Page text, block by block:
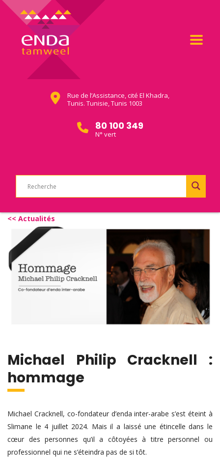
Rue de l’Assistance, cité El Khadra,
Tunis. Tunisie, Tunis 1003
80 100 349
N° vert
<< Actualités
Michael Philip Cracknell :
hommage
Michael Cracknell, co-fondateur d’enda inter-arabe s’est éteint à
Slimane le 4 juillet 2024. Mais il a laissé une étincelle dans le
cœur des personnes qu’il a côtoyées à titre personnel ou
professionnel qui ne s’éteindra pas de si tôt.